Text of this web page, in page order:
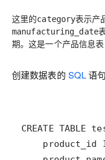
这里的category表示产
manufacturing_date
期。这是一个产品信息
创建数据表的 SQL语句